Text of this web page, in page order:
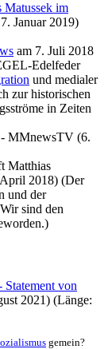
Matussek im
Januar 2019)
am 7. Juli 2018
Edelfeder
und medialer
zur historischen
in Zeiten
- MMnewsTV (6.
Matthias
2018) (Der
und der
sind den
von
2021) (Länge:
gemein?